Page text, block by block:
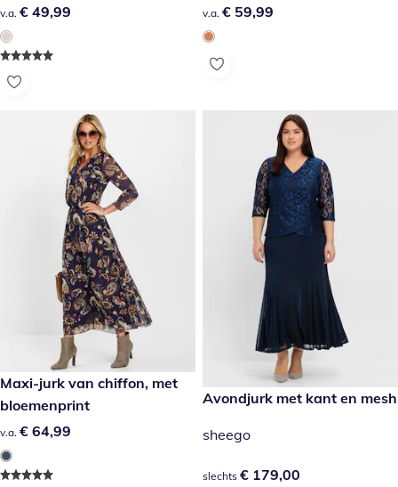
€ 49,99
v.a. € 49,99 € 59,99
v.a. € 59,99
€ 64,99
Maxi-jurk van chiffon, met
bloemenprint
€ 64,99
v.a. € 64,99
€ 179,00
Avondjurk met kant en mesh
sheego
€ 179,00
slechts € 179,00